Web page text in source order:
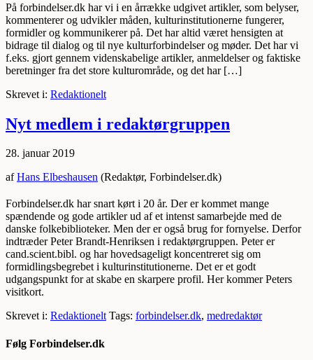
På forbindelser.dk har vi i en årrække udgivet artikler, som belyser,
kommenterer og udvikler måden, kulturinstitutionerne fungerer,
formidler og kommunikerer på. Det har altid været hensigten at
bidrage til dialog og til nye kulturforbindelser og møder. Det har vi
f.eks. gjort gennem videnskabelige artikler, anmeldelser og faktiske
beretninger fra det store kulturområde, og det har […]
Skrevet i: Redaktionelt
Nyt medlem i redaktørgruppen
28. januar 2019
afHans Elbeshausen (Redaktør, Forbindelser.dk)
Forbindelser.dk har snart kørt i 20 år. Der er kommet mange
spændende og gode artikler ud af et intenst samarbejde med de
danske folkebiblioteker. Men der er også brug for fornyelse. Derfor
indtræder Peter Brandt-Henriksen i redaktørgruppen. Peter er
cand.scient.bibl. og har hovedsageligt koncentreret sig om
formidlingsbegrebet i kulturinstitutionerne. Det er et godt
udgangspunkt for at skabe en skarpere profil. Her kommer Peters
visitkort.
Skrevet i: Redaktionelt Tags: forbindelser.dk, medredaktør
Følg Forbindelser.dk